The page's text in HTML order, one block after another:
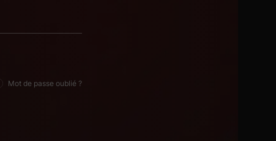
Mot de passe oublié ?